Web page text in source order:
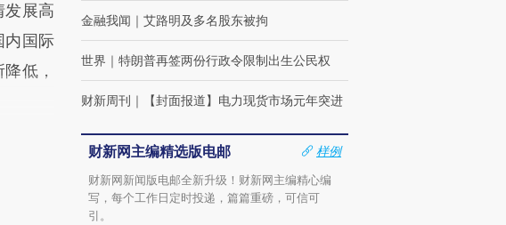
展高
内国际
低，
金融我闻 ｜ 艾路明及多名股东被拘
世界 ｜ 特朗普再签两份行政令限制出生公民权
财新周刊 ｜ 【封面报道】电力现货市场元年突进
财新网主编精选版电邮
样例
财新网新闻版电邮全新升级！财新网主编精心编
写，每个工作日定时投递，篇篇重磅，可信可
引。